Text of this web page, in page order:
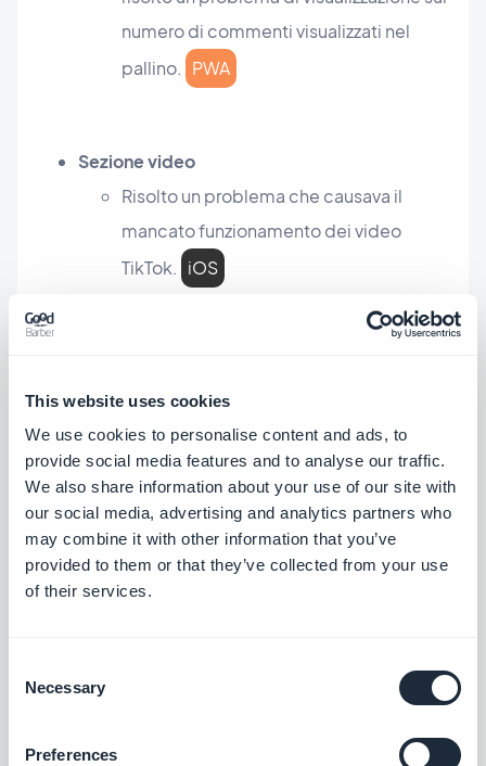
This website uses cookies
We use cookies to personalise content and ads, to
provide social media features and to analyse our traffic.
We also share information about your use of our site with
our social media, advertising and analytics partners who
may combine it with other information that you’ve
provided to them or that they’ve collected from your use
of their services.
Selection
Necessary
Preferences
numero di commenti visualizzati nel
pallino. PWA
Sezione video
Risolto un problema che causava il
mancato funzionamento dei video
TikTok. iOS
Nelle schermate di dettaglio, è stato
risolto un problema di visualizzazione sul
pallino. PWA
Sezione foto
Nella presentazione delle foto, lo
sfondo è ora nero. iOS Android .